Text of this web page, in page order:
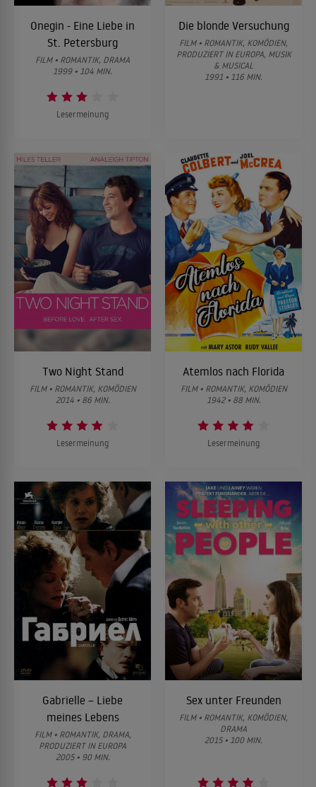
Onegin - Eine Liebe in
St. Petersburg
FILM • ROMANTIK, DRAMA
1999 • 104 MIN.
Lesermeinung
Die blonde Versuchung
FILM • ROMANTIK, KOMÖDIEN,
PRODUZIERT IN EUROPA, MUSIK
& MUSICAL
1991 • 116 MIN.
Two Night Stand
FILM • ROMANTIK, KOMÖDIEN
2014 • 86 MIN.
Lesermeinung
Atemlos nach Florida
FILM • ROMANTIK, KOMÖDIEN
1942 • 88 MIN.
Lesermeinung
Gabrielle – Liebe
meines Lebens
FILM • ROMANTIK, DRAMA,
PRODUZIERT IN EUROPA
2005 • 90 MIN.
Sex unter Freunden
FILM • ROMANTIK, KOMÖDIEN,
DRAMA
2015 • 100 MIN.